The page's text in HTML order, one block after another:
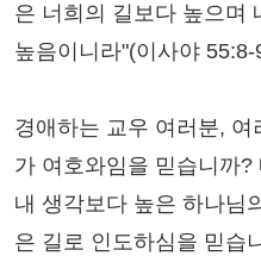
은 너희의 길보다 높으며
높음이니라"(이사야
경애하는 교우 여러분, 여
가 여호와임을 믿습니까
내 생각보다 높은 하나님
은 길로 인도하심을 믿습